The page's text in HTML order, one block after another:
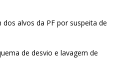
alvos da PF por suspeita de
de desvio e lavagem de